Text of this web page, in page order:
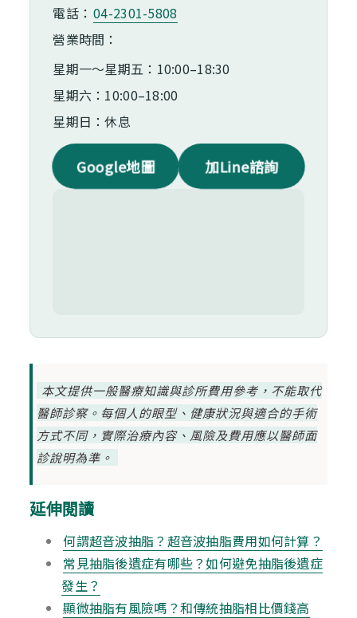
電話： 04-2301-5808
營業時間：
星期一～星期五：10:00–18:30
星期六：10:00–18:00
星期日：休息
Google地圖 加Line諮詢
本文提供一般醫療知識與診所費用參考，不能取代
醫師診察。每個人的眼型、健康狀況與適合的手術
方式不同，實際治療內容、風險及費用應以醫師面
診說明為準。
延伸閱讀
何謂超音波抽脂？超音波抽脂費用如何計算？
常見抽脂後遺症有哪些？如何避免抽脂後遺症
發生？
顯微抽脂有風險嗎？和傳統抽脂相比價錢高